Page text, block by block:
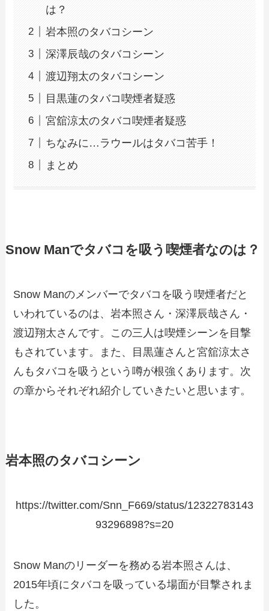
は？
岩本照のタバコシーン
深澤辰哉のタバコシーン
渡辺翔太のタバコシーン
目黒蓮のタバコ喫煙者疑惑
宮舘涼太のタバコ喫煙者疑惑
ちなみに…ラウールはタバコ苦手！
まとめ
Snow Manでタバコを吸う喫煙者なのは？
Snow Manのメンバーでタバコを吸う喫煙者だと
いわれているのは、岩本照さん・深澤辰哉さん・
渡辺翔太さんです。この三人は喫煙シーンを目撃
もされています。また、目黒蓮さんと宮舘涼太さ
んもタバコを吸うという噂が根強くあります。次
の章からそれぞれ紹介していきたいと思います。
岩本照のタバコシーン
https://twitter.com/Snn_F669/status/12322783143
93296898?s=20
Snow Manのリーダーを務める岩本照さんは、
2015年頃にタバコを吸っている場面が目撃されま
した。